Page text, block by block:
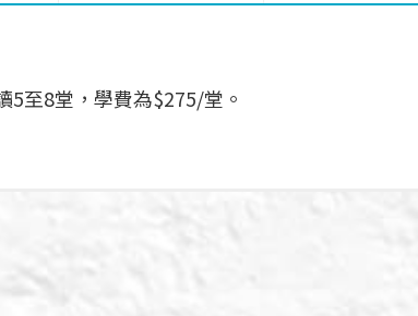
5至8堂，學費為$275/堂。